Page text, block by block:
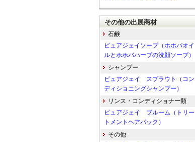
その他の出展商材
石鹸
ピュアジェイソープ（ホホバオイ
ルとホホバハーブの洗顔ソープ）
シャンプー
ピュアジェイ スプラウト（コン
ディショニングシャンプー）
リンス・コンディショナー類
ピュアジェイ ブルーム（トリー
トメントヘアパック）
その他